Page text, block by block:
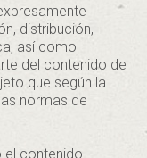
distribución,
así como
del contenido de
que según la
normas de
el contenido